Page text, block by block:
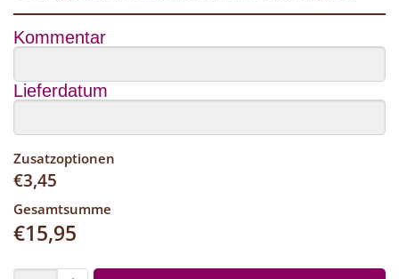
Kommentar
Lieferdatum
Zusatzoptionen
€3,45
Gesamtsumme
€15,95